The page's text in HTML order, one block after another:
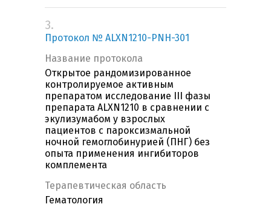
3.
Протокол № ALXN1210-PNH-301
Название протокола
Открытое рандомизированное
контролируемое активным
препаратом исследование III фазы
препарата ALXN1210 в сравнении с
экулизумабом у взрослых
пациентов с пароксизмальной
ночной гемоглобинурией (ПНГ) без
опыта применения ингибиторов
комплемента
Терапевтическая область
Гематология